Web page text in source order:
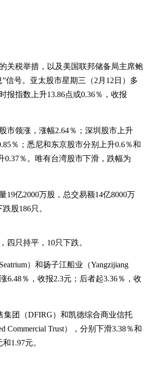
关税举措，以及美国联邦储备局主席鲍
信号。亚太股市星期三（2月12日）多
报指数上升13.86点或0.36％，收报
市领涨，涨幅2.64％；深圳股市上升
％；悉尼和东京股市分别上升0.6％和
0.37％。唯有台湾股市下滑，跌幅为
19亿2000万股，总交易额14亿8000万
股186只。
四只持平，10只下跌。
）和扬子江船业（Yangzijiang
6.48％，收报2.3元；后者起3.36％，收
集团（DFIRG）和凯德综合商业信托
Commercial Trust），分别下滑3.38％和
和1.97元。